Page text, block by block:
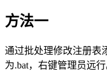
方法一
通过批处理修改注册表
为.bat，右键管理员远行